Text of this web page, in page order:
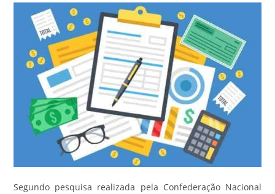
Segundo pesquisa realizada pela Confederação Nacional